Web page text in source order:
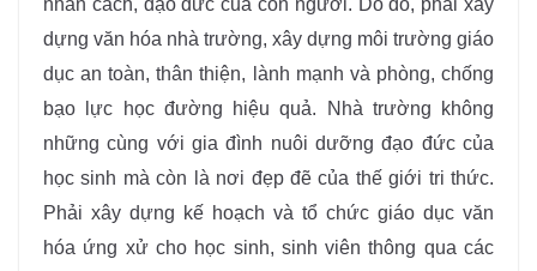
nhân cách, đạo đức của con người. Do đó, phải xây
dựng văn hóa nhà trường, xây dựng môi trường giáo
dục an toàn, thân thiện, lành mạnh và phòng, chống
bạo lực học đường hiệu quả. Nhà trường không
những cùng với gia đình nuôi dưỡng đạo đức của
học sinh mà còn là nơi đẹp đẽ của thế giới tri thức.
Phải xây dựng kế hoạch và tổ chức giáo dục văn
hóa ứng xử cho học sinh, sinh viên thông qua các